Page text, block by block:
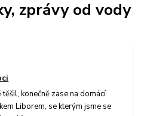
zprávy od vody
konečně zase na domácí
Liborem, se kterým jsme se